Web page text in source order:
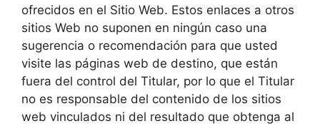
ofrecidos en el Sitio Web. Estos enlaces a otros
sitios Web no suponen en ningún caso una
sugerencia o recomendación para que usted
visite las páginas web de destino, que están
fuera del control del Titular, por lo que el Titular
no es responsable del contenido de los sitios
web vinculados ni del resultado que obtenga al